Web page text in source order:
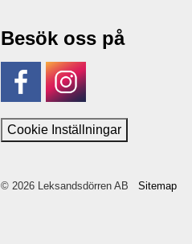
Besök oss på
FacebookInstagram
Cookie Inställningar
© 2026 Leksandsdörren AB Sitemap